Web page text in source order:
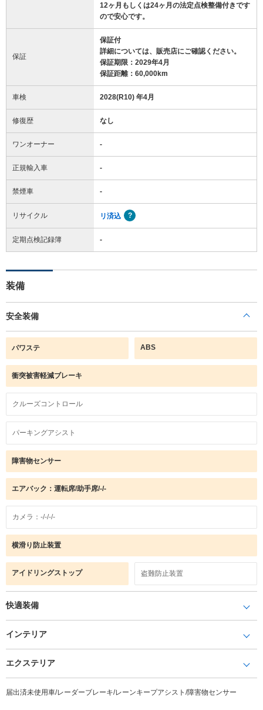
12ヶ月もしくは24ヶ月の法定点検整備付きです
ので安心です。
保証
保証付
詳細については、販売店にご確認ください。
保証期限：2029年4月
保証距離：60,000km
車検 2028(R10) 年4月
修復歴 なし
ワンオーナー -
正規輸入車 -
禁煙車 -
リサイクル リ済込
定期点検記録簿 -
装備
安全装備
パワステ ABS
衝突被害軽減ブレーキ
クルーズコントロール
パーキングアシスト
障害物センサー
エアバック：運転席/助手席/-/-
カメラ：-/-/-/-
横滑り防止装置
アイドリングストップ 盗難防止装置
快適装備
インテリア
エクステリア
届出済未使用車/レーダーブレーキ/レーンキープアシスト/障害物センサー